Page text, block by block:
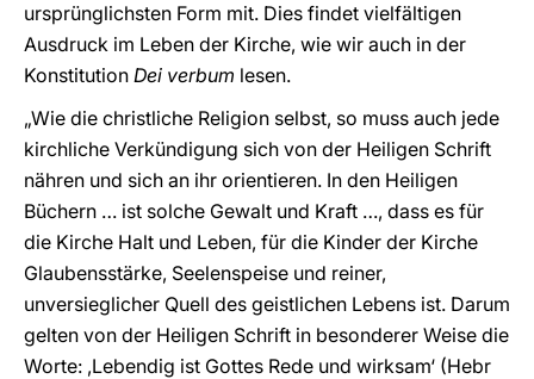
ursprünglichsten Form mit. Dies findet vielfältigen
Ausdruck im Leben der Kirche, wie wir auch in der
Konstitution Dei verbum lesen.
„Wie die christliche Religion selbst, so muss auch jede
kirchliche Verkündigung sich von der Heiligen Schrift
nähren und sich an ihr orientieren. In den Heiligen
Büchern … ist solche Gewalt und Kraft …, dass es für
die Kirche Halt und Leben, für die Kinder der Kirche
Glaubensstärke, Seelenspeise und reiner,
unversieglicher Quell des geistlichen Lebens ist. Darum
gelten von der Heiligen Schrift in besonderer Weise die
Worte: ,Lebendig ist Gottes Rede und wirksam‘ (Hebr